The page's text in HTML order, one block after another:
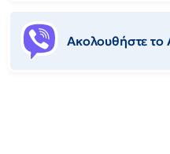
Ακολουθήστε